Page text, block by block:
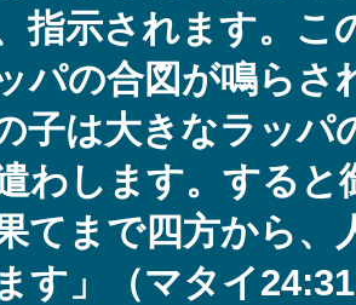
指示されます。こ
パの合図が鳴らさ
子は大きなラッパ
わします。すると
てまで四方から、
す」（マタイ